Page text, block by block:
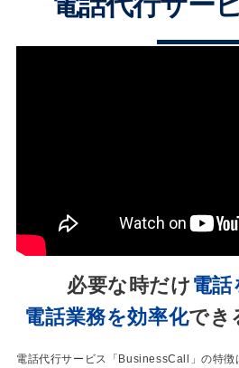
必要な時だけ 電話
電話業務を効率化でき
電話代行サービス「BusinessCall」の特徴